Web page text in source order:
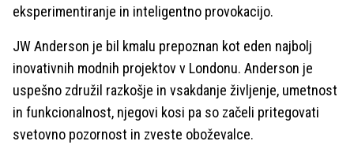
eksperimentiranje in inteligentno provokacijo.
JW Anderson je bil kmalu prepoznan kot eden najbolj
inovativnih modnih projektov v Londonu. Anderson je
uspešno združil razkošje in vsakdanje življenje, umetnost
in funkcionalnost, njegovi kosi pa so začeli pritegovati
svetovno pozornost in zveste oboževalce.